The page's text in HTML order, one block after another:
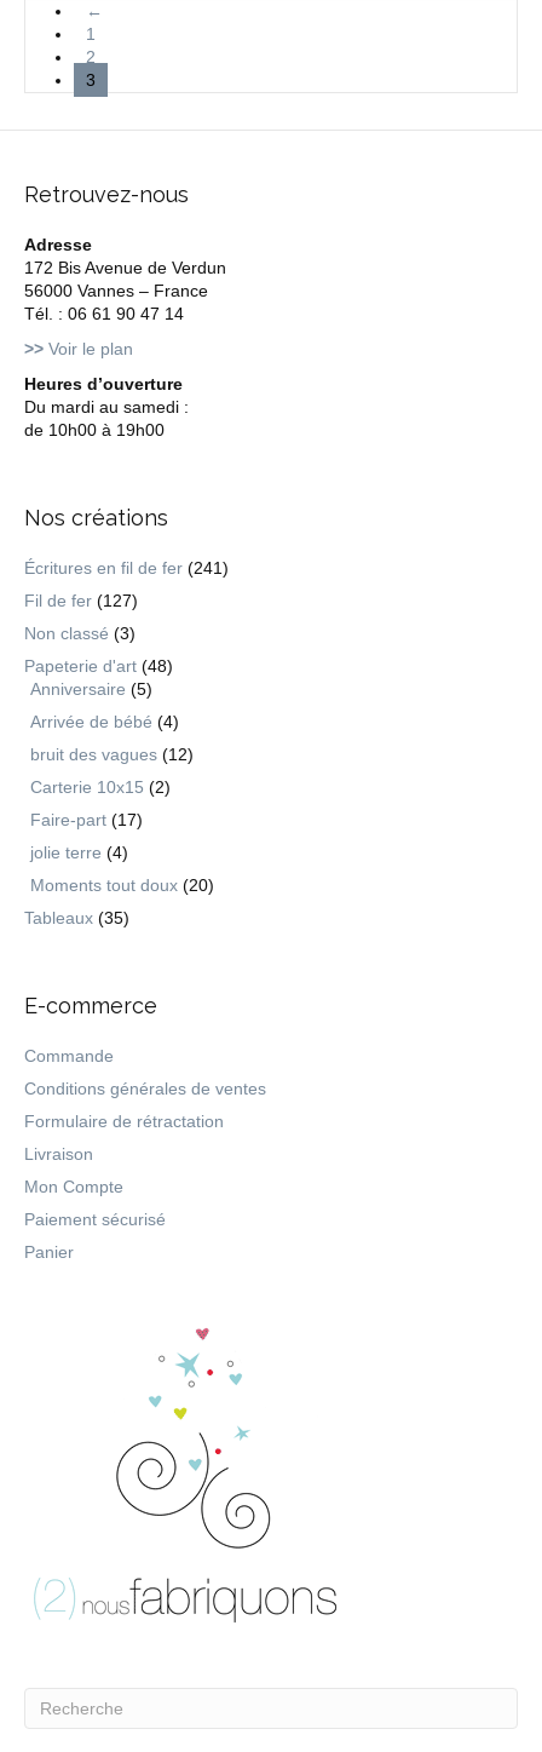
←
1
2
3
Retrouvez-nous
Adresse
172 Bis Avenue de Verdun
56000 Vannes – France
Tél. : 06 61 90 47 14
>> Voir le plan
Heures d’ouverture
Du mardi au samedi :
de 10h00 à 19h00
Nos créations
Écritures en fil de fer (241)
Fil de fer (127)
Non classé (3)
Papeterie d'art (48)
Anniversaire (5)
Arrivée de bébé (4)
bruit des vagues (12)
Carterie 10x15 (2)
Faire-part (17)
jolie terre (4)
Moments tout doux (20)
Tableaux (35)
E-commerce
Commande
Conditions générales de ventes
Formulaire de rétractation
Livraison
Mon Compte
Paiement sécurisé
Panier